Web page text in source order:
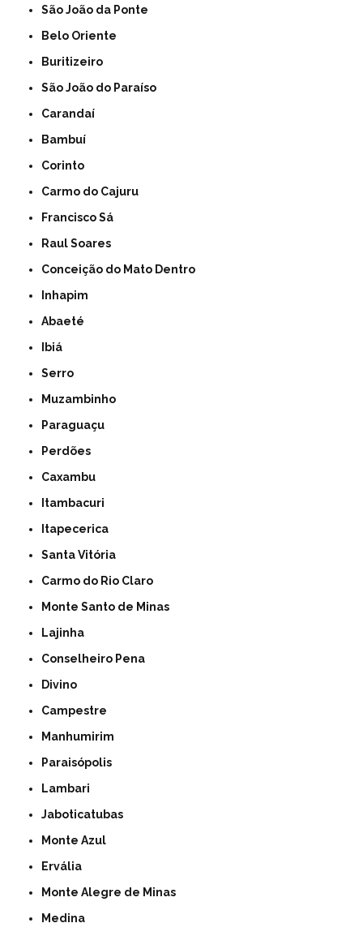
São João da Ponte
Belo Oriente
Buritizeiro
São João do Paraíso
Carandaí
Bambuí
Corinto
Carmo do Cajuru
Francisco Sá
Raul Soares
Conceição do Mato Dentro
Inhapim
Abaeté
Ibiá
Serro
Muzambinho
Paraguaçu
Perdões
Caxambu
Itambacuri
Itapecerica
Santa Vitória
Carmo do Rio Claro
Monte Santo de Minas
Lajinha
Conselheiro Pena
Divino
Campestre
Manhumirim
Paraisópolis
Lambari
Jaboticatubas
Monte Azul
Ervália
Monte Alegre de Minas
Medina